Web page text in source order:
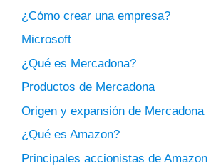
¿Cómo crear una empresa?
Microsoft
¿Qué es Mercadona?
Productos de Mercadona
Origen y expansión de Mercadona
¿Qué es Amazon?
Principales accionistas de Amazon